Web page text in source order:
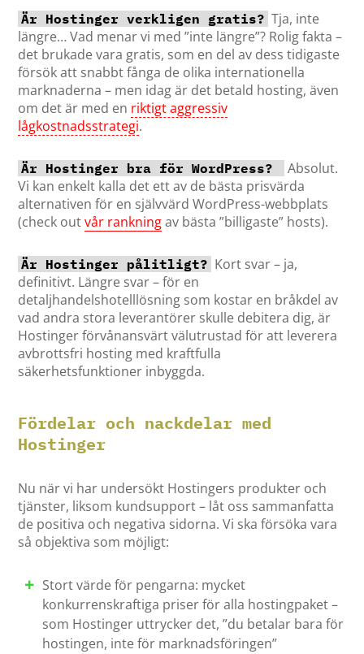
Är Hostinger verkligen gratis? Tja, inte
längre… Vad menar vi med ”inte längre”? Rolig fakta –
det brukade vara gratis, som en del av dess tidigaste
försök att snabbt fånga de olika internationella
marknaderna – men idag är det betald hosting, även
om det är med en riktigt aggressiv
lågkostnadsstrategi.
Är Hostinger bra för WordPress?
Absolut.
Vi kan enkelt kalla det ett av de bästa prisvärda
alternativen för en självvärd WordPress-webbplats
(check outvår rankningav bästa ”billigaste” hosts).
Är Hostinger pålitligt? Kort svar – ja,
definitivt. Längre svar – för en
detaljhandelshotelllösning som kostar en bråkdel av
vad andra stora leverantörer skulle debitera dig, är
Hostinger förvånansvärt välutrustad för att leverera
avbrottsfri hosting med kraftfulla
säkerhetsfunktioner inbyggda.
Fördelar och nackdelar med
Hostinger
Nu när vi har undersökt Hostingers produkter och
tjänster, liksom kundsupport – låt oss sammanfatta
de positiva och negativa sidorna. Vi ska försöka vara
så objektiva som möjligt:
Stort värde för pengarna: mycket
konkurrenskraftiga priser för alla hostingpaket –
som Hostinger uttrycker det, ”du betalar bara för
hostingen, inte för marknadsföringen”